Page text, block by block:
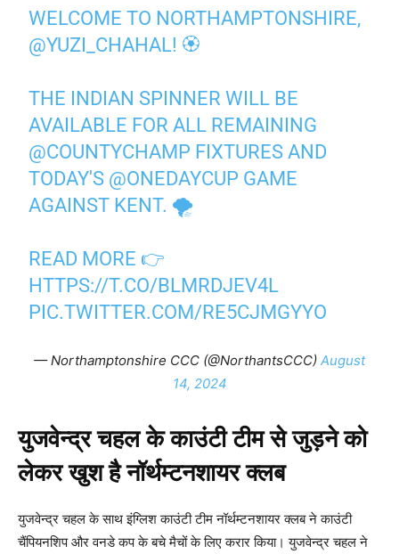
WELCOME TO NORTHAMPTONSHIRE,
@YUZI_CHAHAL! 🏵️
THE INDIAN SPINNER WILL BE
AVAILABLE FOR ALL REMAINING
@COUNTYCHAMP FIXTURES AND
TODAY'S @ONEDAYCUP GAME
AGAINST KENT. 🌪️
READ MORE 👉
HTTPS://T.CO/BLMRDJEV4L
PIC.TWITTER.COM/RE5CJMGYYO
— Northamptonshire CCC (@NorthantsCCC) August
14, 2024
युजवेन्द्र चहल के काउंटी टीम से जुड़ने को
लेकर खुश है नॉर्थम्टनशायर क्लब
युजवेन्द्र चहल के साथ इंग्लिश काउंटी टीम नॉर्थम्टनशायर क्लब ने काउंटी
चैंपियनशिप और वनडे कप के बचे मैचों के लिए करार किया। युजवेन्द्र चहल ने